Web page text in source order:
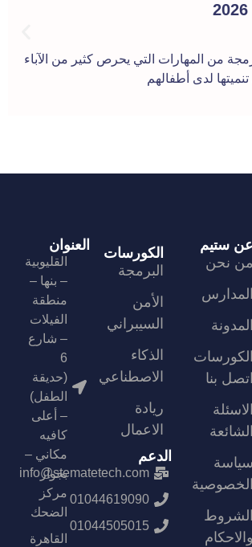
من المهارات التي يحرص كثير من الآباء
لدى أطفالهم
عن ستيم
من نحن
المدارس
المدونة
الكورسات
اتصل بنا
الاسئلة
الشائعة
سياسة
الخصوصية
الشروط
والاحكام
الكورسات
البرمجة
الأمن
السيبراني
الذكاء
الاصطناعي
ريادة
الاعمال
الدعم
info@stematetech.com
01044619090
01044505015
العنوان
القليوبية
– بنها –
منطقة
الفيلات
– شارع
6
(حديقة
الطفل)
– أعلى
كافيه
مكاني –
بجوار
مركز
الضحك
القاهرة